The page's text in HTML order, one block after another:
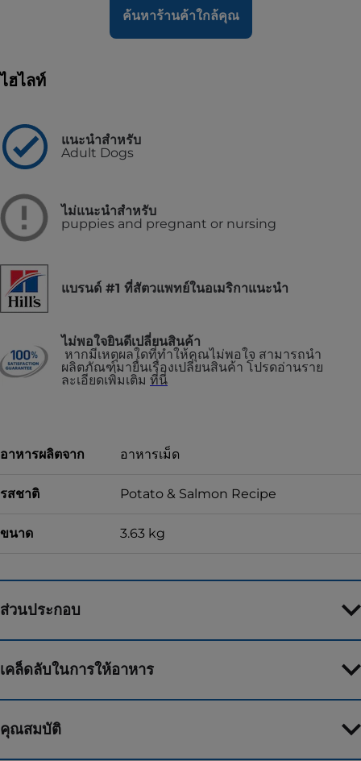
ค้นหาร้านค้าใกล้คุณ
ไฮไลท์
แนะนำสำหรับ
Adult Dogs
ไม่แนะนำสำหรับ
puppies and pregnant or nursing
แบรนด์ #1 ที่สัตวแพทย์ในอเมริกาแนะนำ
ไม่พอใจยินดีเปลี่ยนสินค้า
หากมีเหตุผลใดที่ทำให้คุณไม่พอใจ สามารถนำ
ผลิตภัณฑ์มายื่นเรื่องเปลี่ยนสินค้า โปรดอ่านราย
ละเอียดเพิ่มเติม ที่นี่
อาหารผลิตจาก อาหารเม็ด
รสชาติ Potato & Salmon Recipe
ขนาด 3.63 kg
ส่วนประกอบ
เคล็ดลับในการให้อาหาร
คุณสมบัติ